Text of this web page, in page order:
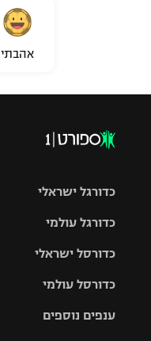
אהבתי
כדורגל ישראלי
גביע הטוטו
כדורגל עולמי
האלופות
ליגה
כדורסל ישראלי
סל
כדורסל עולמי
ענפים נוספים